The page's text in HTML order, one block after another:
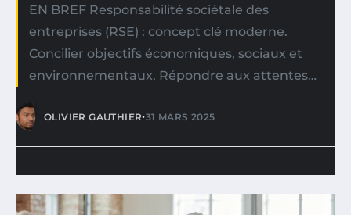
EN BREF Responsabilité sociétale des
entreprises (RSE) : concept clé moderne.
Concilier objectifs économiques, sociaux et
environnementaux. Répondre aux attentes…
OLIVIER GAUTHIER•31 MARS 2025